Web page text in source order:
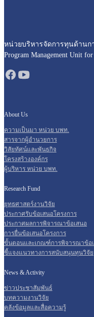
หน่วยบริหารจัดการทุนด้าน
Program Management Unit
About Us
ความเป็นมา หน่วย บพท.
สารจากผู้อำนวยการ
วิสัยทัศน์และพันธกิจ
โครงสร้างองค์กร
ผู้บริหาร หน่วย บพท.
Research Fund
ยุทธศาสตร์งานวิจัย
ประกาศรับข้อเสนอโครงการ
ประกาศผลการพิจารณาข้อเสนอ
การยื่นข้อเสนอโครงการ
ขั้นตอนและเกณฑ์การพิจารณาข้อ
ชี้แจงแนวทางการสนับสนุนทุนวิจัย
News & Activity
ข่าวประชาสัมพันธ์
บทความงานวิจัย
คลังข้อมูลและสื่อความรู้